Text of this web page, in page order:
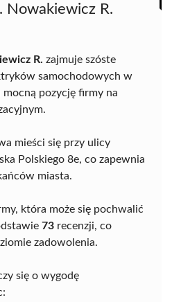
Nowakiewicz R.
R. zajmuje szóste
samochodowych w
pozycję firmy na
mieści się przy ulicy
Polskiego 8e, co zapewnia
miasta.
która może się pochwalić
73 recenzji, co
zadowolenia.
się o wygodę